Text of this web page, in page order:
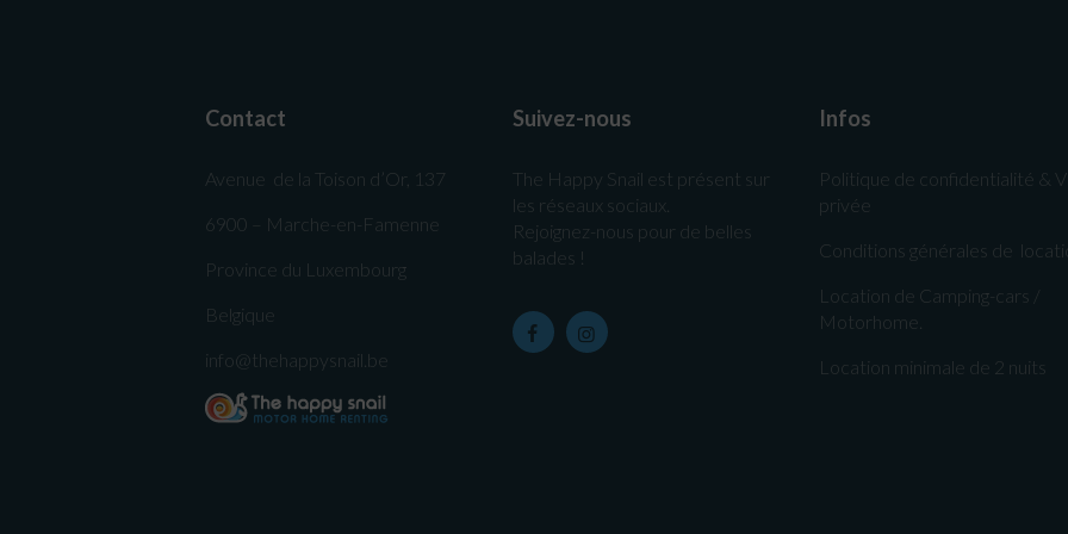
Contact
Avenue de la Toison d’Or, 137
6900 – Marche-en-Famenne
Province du Luxembourg
Belgique
info@thehappysnail.be
Suivez-nous
The Happy Snail est présent sur
les réseaux sociaux.
Rejoignez-nous pour de belles
balades !
Infos
Politique de confidentialité &
privée
Conditions générales de
Location de Camping-cars /
Motorhome.
Location minimale de 2 nuits